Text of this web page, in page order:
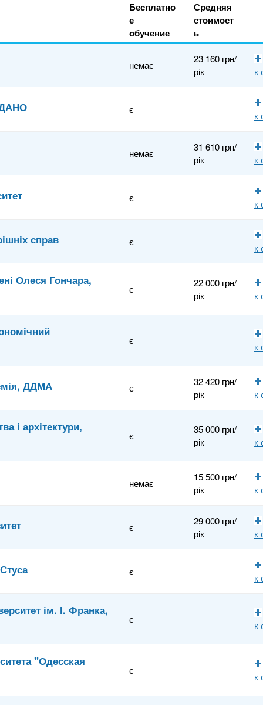
Бесплатно
е
обучение
Средняя
стоимост
ь
немає
23 160 грн/
рік
к
ДАНО є
к
немає
31 610 грн/
рік
к
є
к
справ є
к
Олеся Гончара,
є
22 000 грн/
рік
к
є
к
ДДМА є
32 420 грн/
рік
к
і архітектури,
є
35 000 грн/
рік
к
немає
15 500 грн/
рік
к
є
29 000 грн/
рік
к
є
к
ім. І. Франка,
є
к
"Одесская
є
к